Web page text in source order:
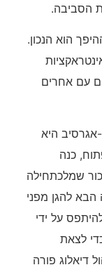
הסביבה.
הוא הנכון.
עם אחרים
היא
כנה
שמלכתחילה
הבא להגן מפני
על ידי
לצאת
דיאלוג פורה